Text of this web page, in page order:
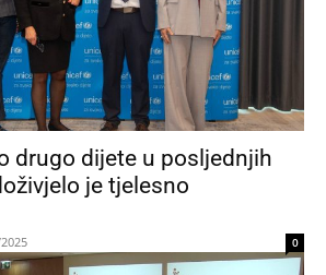
drugo dijete u posljednjih
je tjelesno
0